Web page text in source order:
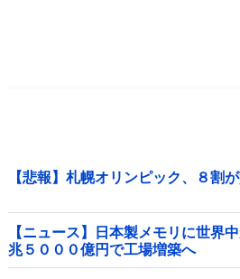
【悲報】札幌オリンピック、８割
【ニュース】日本製メモリに世界
兆５０００億円で工場増築へ